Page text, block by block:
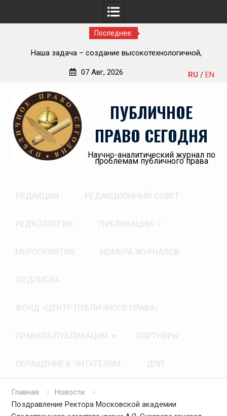
Последнее:
Наша задача – создание высокотехнологичной,
экспертной системы России
RU /EN
07 Авг, 2026
содержимому
ПУБЛИЧНОЕ
ПРАВО СЕГОДНЯ
Научно-аналитический журнал по
проблемам публичного права
Главная
Новости
Поздравление Ректора Московской академии